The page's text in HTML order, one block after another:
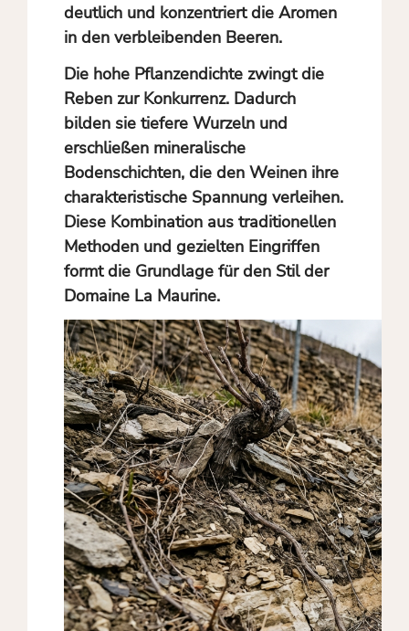
deutlich und konzentriert die Aromen
in den verbleibenden Beeren.
Die hohe Pflanzendichte zwingt die
Reben zur Konkurrenz. Dadurch
bilden sie tiefere Wurzeln und
erschließen mineralische
Bodenschichten, die den Weinen ihre
charakteristische Spannung verleihen.
Diese Kombination aus traditionellen
Methoden und gezielten Eingriffen
formt die Grundlage für den Stil der
Domaine La Maurine.